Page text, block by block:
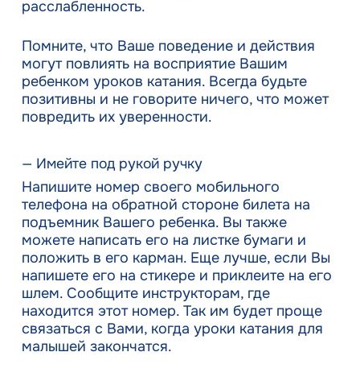
расслабленность.
Помните, что Ваше поведение и действия
могут повлиять на восприятие Вашим
ребенком уроков катания. Всегда будьте
позитивны и не говорите ничего, что может
повредить их уверенности.
— Имейте под рукой ручку
Напишите номер своего мобильного
телефона на обратной стороне билета на
подъемник Вашего ребенка. Вы также
можете написать его на листке бумаги и
положить в его карман. Еще лучше, если Вы
напишете его на стикере и приклеите на его
шлем. Сообщите инструкторам, где
находится этот номер. Так им будет проще
связаться с Вами, когда уроки катания для
малышей закончатся.